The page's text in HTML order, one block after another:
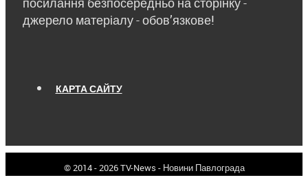
джерело матеріалу - обов’язкове!
КАРТА САЙТУ
© 2014 - 2026 TV-News - Новини Павлограда